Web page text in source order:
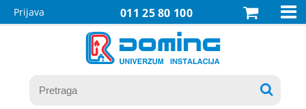
011 25 80 100
Prijava 
